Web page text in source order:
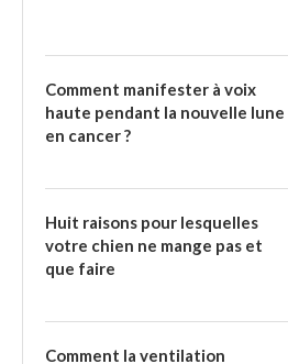
Comment manifester à voix
haute pendant la nouvelle lune
en cancer ?
Huit raisons pour lesquelles
votre chien ne mange pas et
que faire
Comment la ventilation